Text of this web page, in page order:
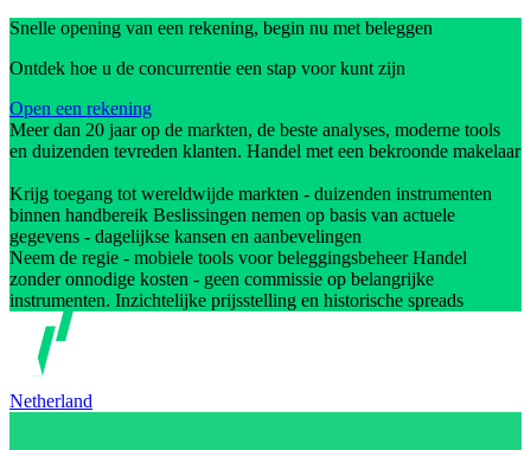
Snelle opening van een rekening, begin nu met beleggen
Ontdek hoe u de concurrentie een stap voor kunt zijn
Open een rekening
Meer dan 20 jaar op de markten, de beste analyses, moderne tools
en duizenden tevreden klanten. Handel met een bekroonde makelaar
Krijg toegang tot wereldwijde markten - duizenden instrumenten
binnen handbereik Beslissingen nemen op basis van actuele
gegevens - dagelijkse kansen en aanbevelingen
Neem de regie - mobiele tools voor beleggingsbeheer Handel
zonder onnodige kosten - geen commissie op belangrijke
instrumenten. Inzichtelijke prijsstelling en historische spreads
Netherland